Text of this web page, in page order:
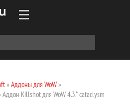
» Аддоны для WoW»
Аддон Killshot для WoW 4.3.* cataclysm